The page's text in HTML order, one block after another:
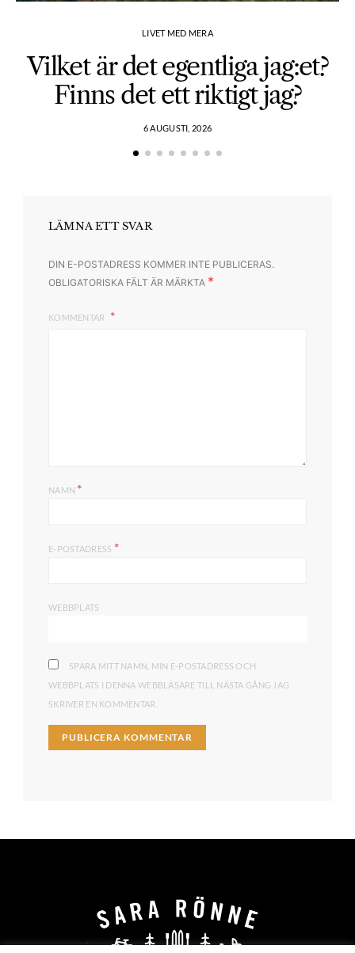
LIVET MED MERA
Vilket är det egentliga jag:et?
Finns det ett riktigt jag?
6 AUGUSTI, 2026
LÄMNA ETT SVAR
DIN E-POSTADRESS KOMMER INTE PUBLICERAS.
OBLIGATORISKA FÄLT ÄR MÄRKTA *
KOMMENTAR
NAMN *
E-POSTADRESS *
WEBBPLATS
SPARA MITT NAMN, MIN E-POSTADRESS OCH
WEBBPLATS I DENNA WEBBLÄSARE TILL NÄSTA GÅNG JAG
SKRIVER EN KOMMENTAR.